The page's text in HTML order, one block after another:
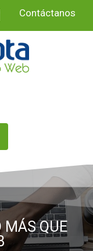
Contáctanos
MÁS QUE